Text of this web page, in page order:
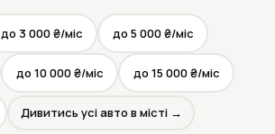
до 3 000 ₴/міс до 5 000 ₴/міс
до 10 000 ₴/міс до 15 000 ₴/міс
Дивитись усі авто в місті →